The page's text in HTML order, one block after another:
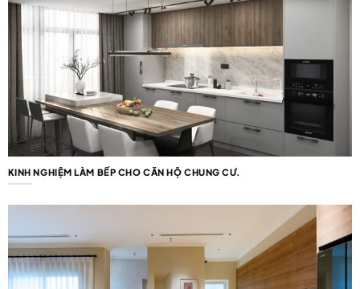
KINH NGHIỆM LÀM BẾP CHO CĂN HỘ CHUNG CƯ.